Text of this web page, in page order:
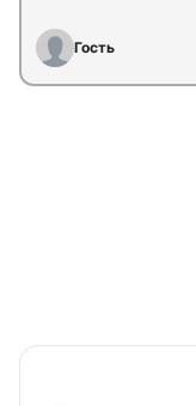
Гость